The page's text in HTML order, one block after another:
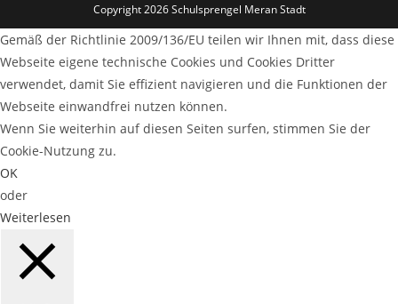
Copyright 2026 Schulsprengel Meran Stadt
Gemäß der Richtlinie 2009/136/EU teilen wir Ihnen mit, dass diese
Webseite eigene technische Cookies und Cookies Dritter
verwendet, damit Sie effizient navigieren und die Funktionen der
Webseite einwandfrei nutzen können.
Wenn Sie weiterhin auf diesen Seiten surfen, stimmen Sie der
Cookie-Nutzung zu.
OK
oder
Weiterlesen